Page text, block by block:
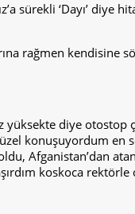
sürekli ‘Dayı’ diye
rağmen kendisine
diye otostop
konuşuyordum
Afganistan’dan
koskoca